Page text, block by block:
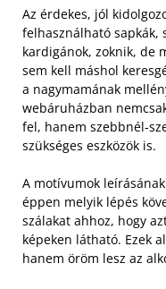
Az érdekes, jól
felhasználható sapkák,
kardigánok, zoknik, de
sem kell máshol
a nagymamának
webáruházban
fel, hanem szebbnél-
szükséges eszközök is.
A motívumok
éppen melyik lépés
szálakat ahhoz, hogy
képeken látható. Ezek
hanem öröm lesz az